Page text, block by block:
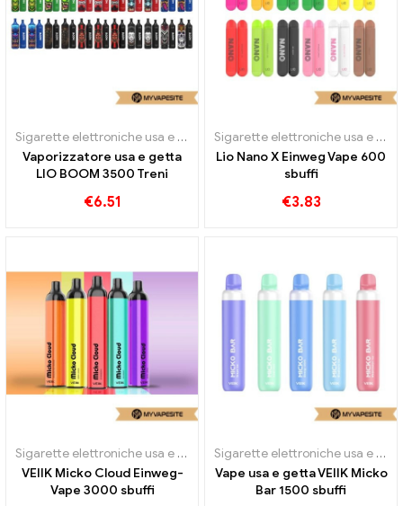
Sigarette elettroniche usa e getta
Vaporizzatore usa e getta
LIO BOOM 3500 Treni
€6.51
Sigarette elettroniche usa e getta
Lio Nano X Einweg Vape 600
sbuffi
€3.83
Sigarette elettroniche usa e getta
VEIIK Micko Cloud Einweg-
Vape 3000 sbuffi
Sigarette elettroniche usa e getta
Vape usa e getta VEIIK Micko
Bar 1500 sbuffi